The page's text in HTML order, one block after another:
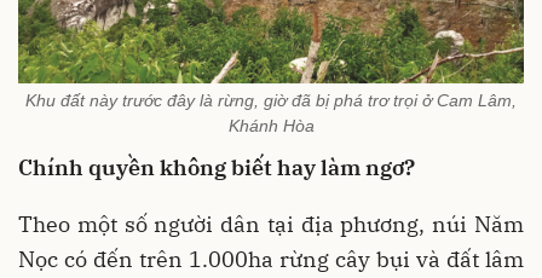
Khu đất này trước đây là rừng, giờ đã bị phá trơ trọi ở Cam Lâm,
Khánh Hòa
Chính quyền không biết hay làm ngơ?
Theo một số người dân tại địa phương, núi Năm
Nọc có đến trên 1.000ha rừng cây bụi và đất lâm